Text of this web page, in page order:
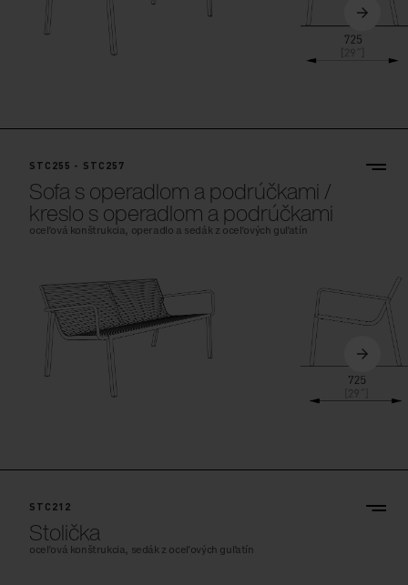
STC255 - STC257
Sofa s operadlom a podrúčkami /
kreslo s operadlom a podrúčkami
oceľová konštrukcia, operadlo a sedák z oceľových guľatín
STC212
Stolička
oceľová konštrukcia, sedák z oceľových guľatín